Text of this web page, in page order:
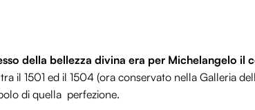
della bellezza divina era per Michelangelo il
il 1501 ed il 1504 (ora conservato nella Galleria
di quella perfezione.